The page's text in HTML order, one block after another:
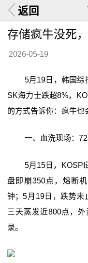
返回
存储疯牛没死
2026-05-19
5月19日，韩国综
SK海力士跌超8%，
的方式告诉你：疯牛也
一、血洗现场：
5月15日，KOSPI
盘即崩350点，熔断
钟；5月19日，跌势未
三天蒸发近800点，
录。